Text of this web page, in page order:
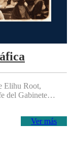
Elihu Root,
del Gabinete…
Ver más